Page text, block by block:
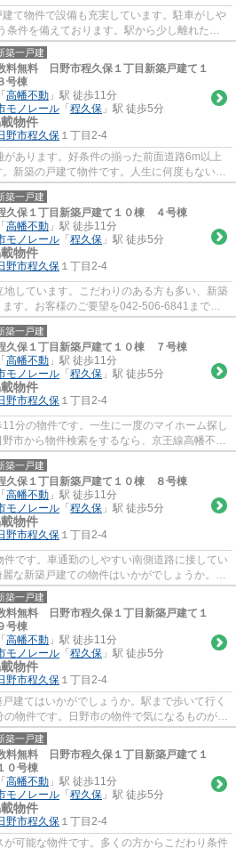
て物件で設備も充実しています。駐車がしや
条件を備えております。駅から少し離れた、
日野市の戸建て...
築一戸建
料無料 日野市程久保１丁目新築戸建て１
号棟
「 高幡不動 」駅 徒歩11分
モノレール 「 程久保 」駅 徒歩5分
物件
野市程久保 １丁目2-4
あります。好条件の揃った前面道路6m以上
新築の戸建て物件です。人生に何度もない不
りを貫いて探し...
築一戸建
久保１丁目新築戸建て１０棟 ４号棟
「 高幡不動 」駅 徒歩11分
モノレール 「 程久保 」駅 徒歩5分
物件
野市程久保 １丁目2-4
しています。こだわりのある方も多い、新築
す。お客様のご要望を042-506-6841までお
る京王線高幡不...
築一戸建
久保１丁目新築戸建て１０棟 ７号棟
「 高幡不動 」駅 徒歩11分
モノレール 「 程久保 」駅 徒歩5分
物件
野市程久保 １丁目2-4
分の物件です。一生に一度のマイホーム探し
市から物件検索をするなら、京王線高幡不動
い。気になる...
築一戸建
久保１丁目新築戸建て１０棟 ８号棟
「 高幡不動 」駅 徒歩11分
モノレール 「 程久保 」駅 徒歩5分
物件
野市程久保 １丁目2-4
です。車通勤のしやすい南側道路に接してい
な新築戸建ての物件はいかがでしょうか。当
、日野市の京...
築一戸建
料無料 日野市程久保１丁目新築戸建て１
号棟
「 高幡不動 」駅 徒歩11分
モノレール 「 程久保 」駅 徒歩5分
物件
野市程久保 １丁目2-4
建てはいかがでしょうか。駅まで歩いて行く
物件です。日野市の物件で気になるものがあ
絡ください。...
築一戸建
料無料 日野市程久保１丁目新築戸建て１
０号棟
「 高幡不動 」駅 徒歩11分
モノレール 「 程久保 」駅 徒歩5分
物件
野市程久保 １丁目2-4
可能な物件です。多くの方からこだわり条件